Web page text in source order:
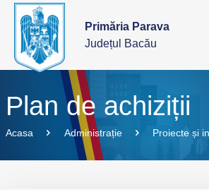
Primăria Parava
Județul Bacău
Plan de achiziții
Acasa Administrație Proiecte și